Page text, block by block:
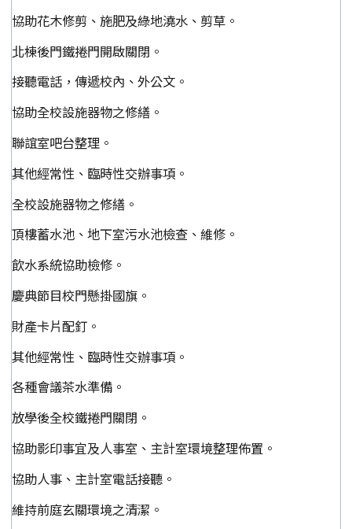
協助花木修剪、施肥及綠地澆水、剪草。
北棟後門鐵捲門開啟關閉。
接聽電話，傳遞校內、外公文。
協助全校設施器物之修繕。
聯誼室吧台整理。
其他經常性、臨時性交辦事項。
全校設施器物之修繕。
頂樓蓄水池、地下室污水池檢查、維修。
飲水系統協助檢修。
慶典節目校門懸掛國旗。
財產卡片配釘。
其他經常性、臨時性交辦事項。
各種會議茶水準備。
放學後全校鐵捲門關閉。
協助影印事宜及人事室、主計室環境整理佈置。
協助人事、主計室電話接聽。
維持前庭玄關環境之清潔。